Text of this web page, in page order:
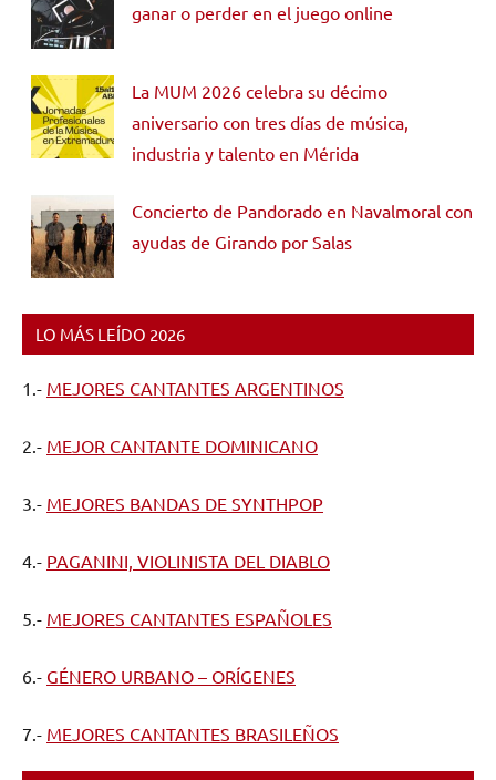
ganar o perder en el juego online
La MUM 2026 celebra su décimo
aniversario con tres días de música,
industria y talento en Mérida
Concierto de Pandorado en Navalmoral con
ayudas de Girando por Salas
LO MÁS LEÍDO 2026
1.- MEJORES CANTANTES ARGENTINOS
2.- MEJOR CANTANTE DOMINICANO
3.- MEJORES BANDAS DE SYNTHPOP
4.- PAGANINI, VIOLINISTA DEL DIABLO
5.- MEJORES CANTANTES ESPAÑOLES
6.- GÉNERO URBANO – ORÍGENES
7.- MEJORES CANTANTES BRASILEÑOS